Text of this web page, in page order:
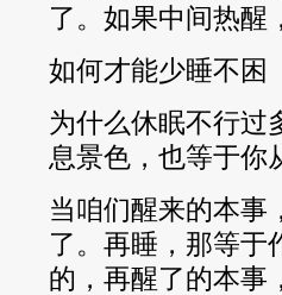
了。如果中间热醒
如何才能少睡不困
为什么休眠不行过
息景色，也等于你
当咱们醒来的本事
了。再睡，那等于
的，再醒了的本事